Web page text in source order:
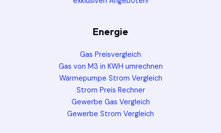
Energie
Gas Preisvergleich
Gas von M3 in KWH umrechnen
Wärmepumpe Strom Vergleich
Strom Preis Rechner
Gewerbe Gas Vergleich
Gewerbe Strom Vergleich